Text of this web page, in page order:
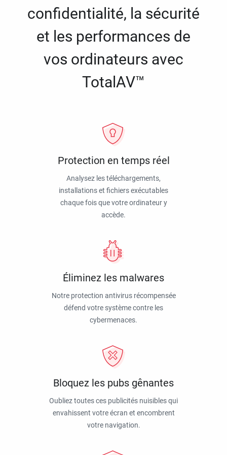
confidentialité, la sécurité
et les performances de
vos ordinateurs avec
TotalAV™
Protection en temps réel
Analysez les téléchargements,
installations et fichiers exécutables
chaque fois que votre ordinateur y
accède.
Éliminez les malwares
Notre protection antivirus récompensée
défend votre système contre les
cybermenaces.
Bloquez les pubs gênantes
Oubliez toutes ces publicités nuisibles qui
envahissent votre écran et encombrent
votre navigation.